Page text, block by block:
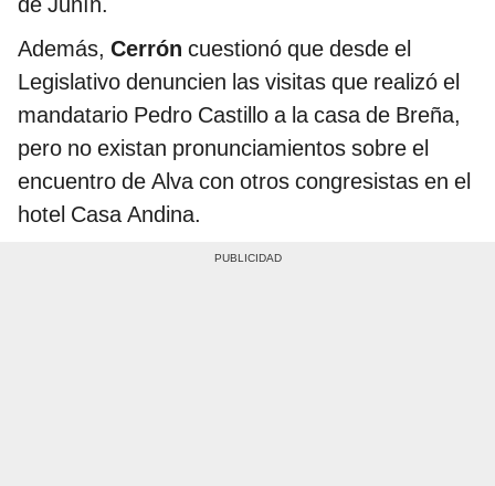
Además, Cerrón cuestionó que desde el
Legislativo denuncien las visitas que realizó el
mandatario Pedro Castillo a la casa de Breña,
pero no existan pronunciamientos sobre el
encuentro de Alva con otros congresistas en el
hotel Casa Andina.